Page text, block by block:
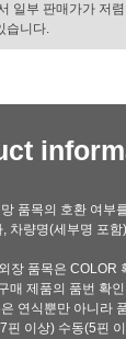
일부 판매가가 저
습니다.
품목의 호환 여부
차량명(세부명 포함
장 품목은 COLOR
매 제품의 품번 확
연식뿐만 아니라
이상) 수동(5핀